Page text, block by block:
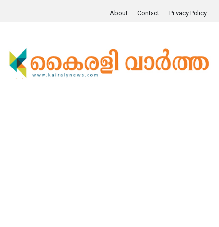
About Contact Privacy Policy